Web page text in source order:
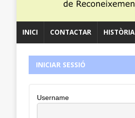
INICI CONTACTAR HISTÒRIA
INICIAR SESSIÓ
Username